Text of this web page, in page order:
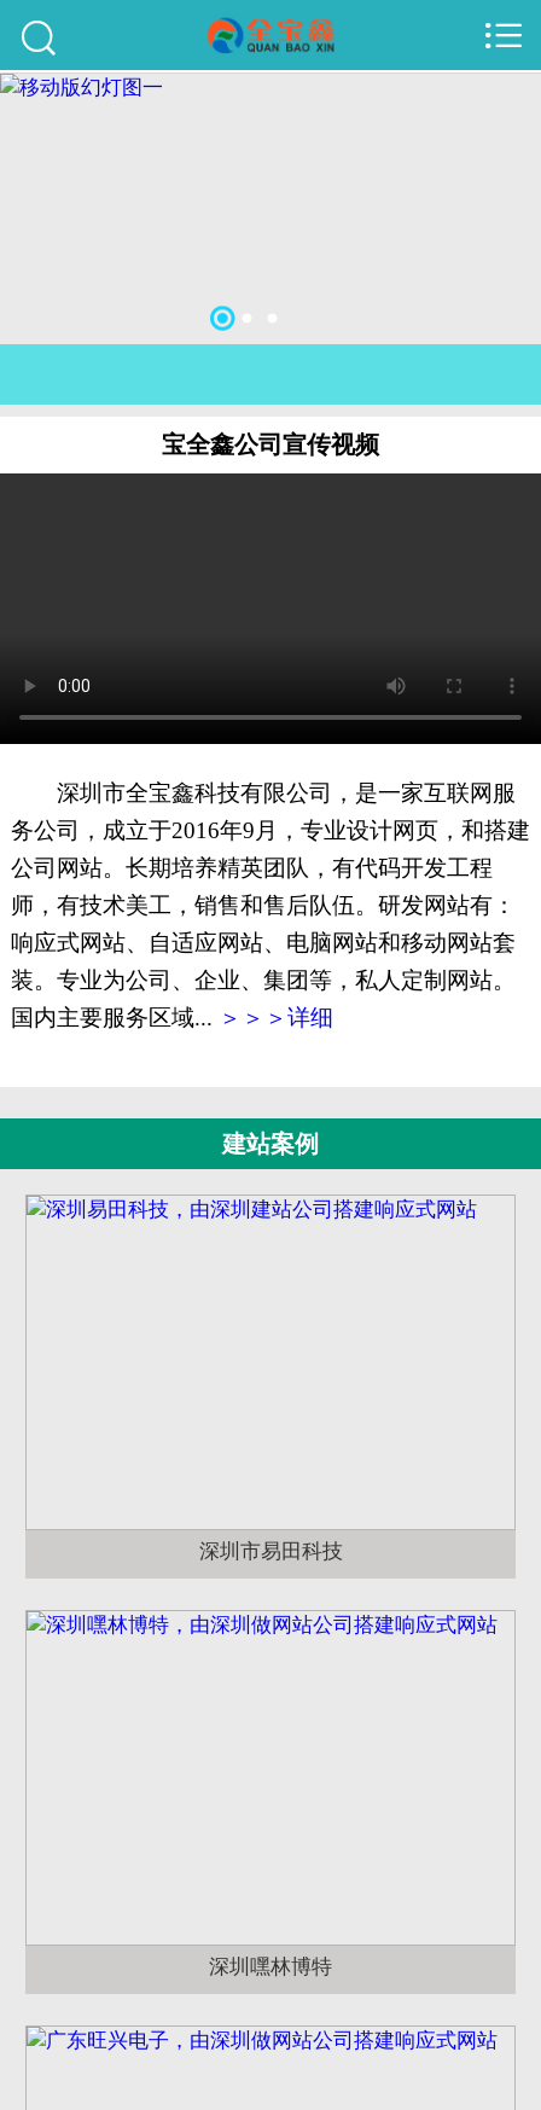
关于我们
联系我们
51La
XML地图


宝全鑫公司宣传视频
深圳市全宝鑫科技有限公司，是一家互联网服
务公司，成立于2016年9月，专业设计网页，和搭建
公司网站。长期培养精英团队，有代码开发工程
师，有技术美工，销售和售后队伍。研发网站有：
响应式网站、自适应网站、电脑网站和移动网站套
装。专业为公司、企业、集团等，私人定制网站。
国内主要服务区域... ＞＞＞详细
建站案例
深圳市易田科技
深圳嘿林博特